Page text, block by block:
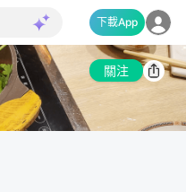
下載App
關注